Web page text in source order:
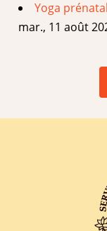
Yoga prénatal
mar., 11 août